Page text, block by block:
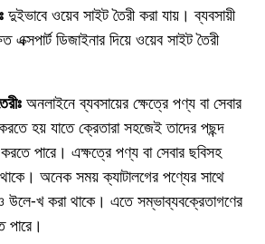
দুইভাবে ওয়েব সাইট তৈরী করা যায়। ব্যবসায়ী
এক্সপার্ট ডিজাইনার দিয়ে ওয়েব সাইট তৈরী
অনলাইনে ব্যবসায়ের ক্ষেত্রে পণ্য বা সেবার
হয় যাতে ক্রেতারা সহজেই তাদের পছন্দ
পারে। এক্ষত্রে পণ্য বা সেবার ছবিসহ
থাকে। অনেক সময় ক্যাটালগের পণ্যের সাথে
খ করা থাকে। এতে সম্ভাব্যবক্রেতাগণের
পারে।